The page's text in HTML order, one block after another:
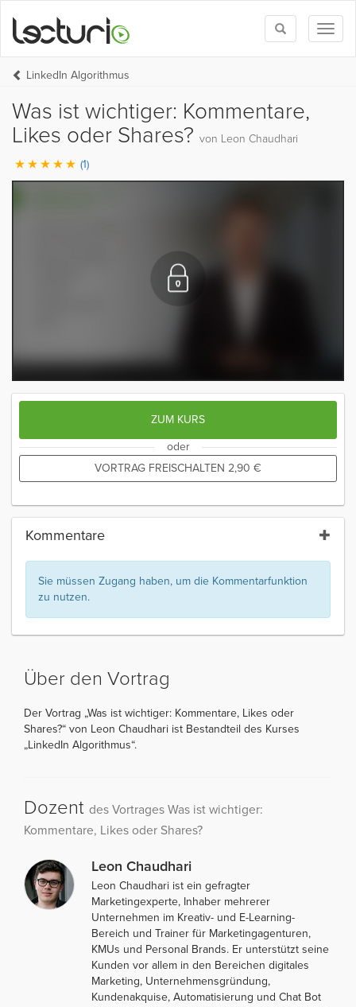
Toggle
search
LinkedIn Algorithmus
Was ist wichtiger: Kommentare,
Likes oder Shares? von Leon Chaudhari
(1)
ZUM KURS
oder
VORTRAG FREISCHALTEN 2,90 €
Kommentare
Sie müssen Zugang haben, um die Kommentarfunktion
zu nutzen.
Über den Vortrag
Der Vortrag „Was ist wichtiger: Kommentare, Likes oder
Shares?“ von Leon Chaudhari ist Bestandteil des Kurses
„LinkedIn Algorithmus“.
Dozent des Vortrages Was ist wichtiger:
Kommentare, Likes oder Shares?
Leon Chaudhari
Leon Chaudhari ist ein gefragter
Marketingexperte, Inhaber mehrerer
Unternehmen im Kreativ- und E-Learning-
Bereich und Trainer für Marketingagenturen,
KMUs und Personal Brands. Er unterstützt seine
Kunden vor allem in den Bereichen digitales
Marketing, Unternehmensgründung,
Kundenakquise, Automatisierung und Chat Bot